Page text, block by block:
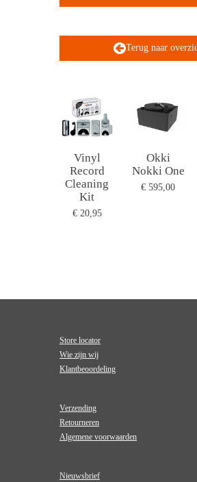
Terug naar
Vinyl
Record
Cleaning
Kit
€ 20,95
Okki
Nokki One
€ 595,00
Store locator
Wie zijn wij
Klantbeoordeling
Verzending
Retourneren
Algemene voorwaarden
Nieuwsbrief